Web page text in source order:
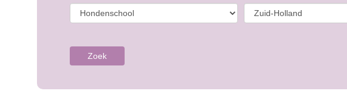
Zoek